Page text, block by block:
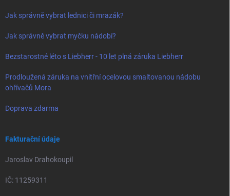
Jak správně vybrat lednici či mrazák?
Jak správně vybrat myčku nádobí?
Bezstarostné léto s Liebherr - 10 let plná záruka Liebherr
Prodloužená záruka na vnitřní ocelovou smaltovanou nádobu
ohřívačů Mora
Doprava zdarma
Fakturační údaje
Jaroslav Drahokoupil
IČ: 11259311